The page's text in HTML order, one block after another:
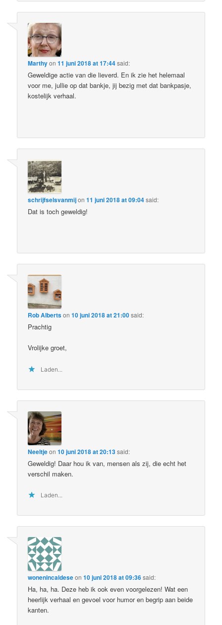
Marthyon11 juni 2018 at 17:44said:
Geweldige actie van die lieverd. En ik zie het helemaal
voor me, jullie op dat bankje, jij bezig met dat bankpasje,
kostelijk verhaal.
schrijfselsvanmijon11 juni 2018 at 09:04said:
Dat is toch geweldig!
Rob Albertson10 juni 2018 at 21:00said:
Prachtig
Vrolijke groet,
Laden...
Neeltjeon10 juni 2018 at 20:13said:
Geweldig! Daar hou ik van, mensen als zij, die echt het
verschil maken.
Laden...
wonenincaldeseon10 juni 2018 at 09:36said:
Ha, ha, ha. Deze heb ik ook even voorgelezen! Wat een
heerlijk verhaal en gevoel voor humor en begrip aan beide
kanten.